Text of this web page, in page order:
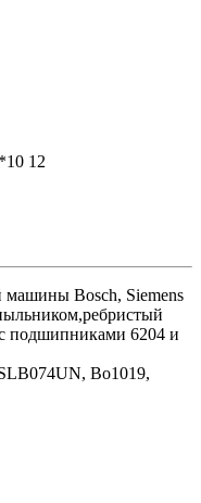
12
машины Bosch, Siemens
с подшипниками 6204 и
Bo1019,